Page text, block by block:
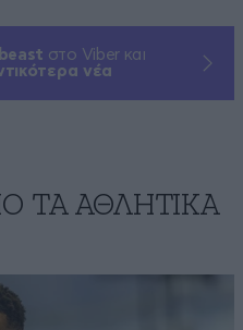
στο Viber και
νέα
ΤA ΑΘΛΗΤΙΚΑ